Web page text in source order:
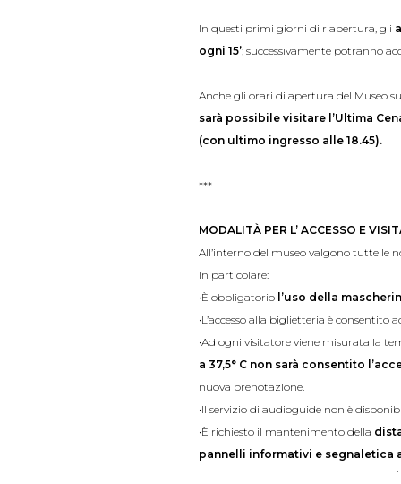
In questi primi giorni di riapertura, gli
ogni 15’; successivamente potranno
Anche gli orari di apertura del Museo
sarà possibile visitare l’Ultima
(con ultimo ingresso alle 18.45).
***
MODALITÀ PER L’ ACCESSO E
All’interno del museo valgono tutte le
In particolare:
•È obbligatorio l’uso della
•L’accesso alla biglietteria è consentito
•Ad ogni visitatore viene misurata la
a 37,5° C non sarà consentito
nuova prenotazione.
•Il servizio di audioguide non è
•È richiesto il mantenimento della
pannelli informativi e segnaletica